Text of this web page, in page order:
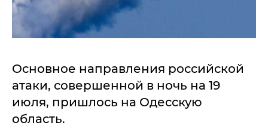
Основное направления российской
атаки, совершенной в ночь на 19
июля, пришлось на Одесскую
область.